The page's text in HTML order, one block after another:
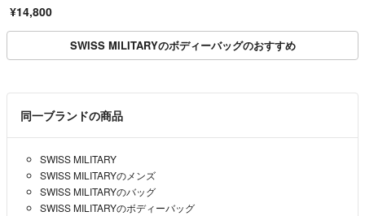
レガントフォルム
¥14,800
SWISS MILITARYのボディーバッグのおすすめ
同一ブランドの商品
SWISS MILITARY
SWISS MILITARYのメンズ
SWISS MILITARYのバッグ
SWISS MILITARYのボディーバッグ